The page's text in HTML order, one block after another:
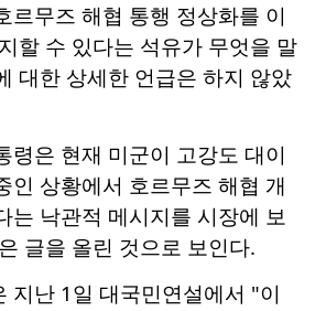
르무즈 해협 통행 정상화를 이
할 수 있다는 석유가 무엇을 말
대한 상세한 언급은 하지 않았
령은 현재 미군이 고강도 대이
인 상황에서 호르무즈 해협 개
는 낙관적 메시지를 시장에 보
글을 올린 것으로 보인다.
지난 1일 대국민연설에서 "이